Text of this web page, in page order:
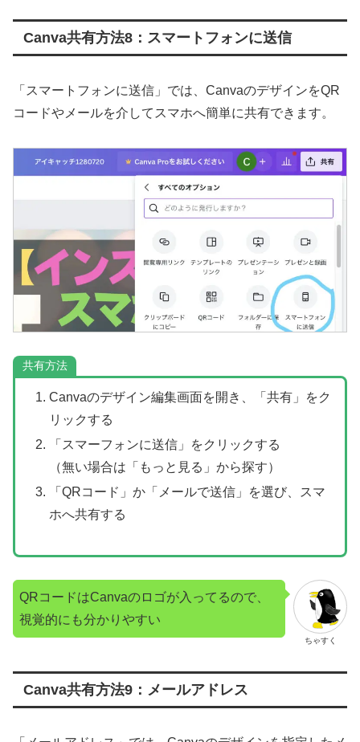
Canva共有方法8：スマートフォンに送信
「スマートフォンに送信」では、CanvaのデザインをQR
コードやメールを介してスマホへ簡単に共有できます。
共有方法
Canvaのデザイン編集画面を開き、「共有」をク
リックする
「スマーフォンに送信」をクリックする
（無い場合は「もっと見る」から探す）
「QRコード」か「メールで送信」を選び、スマ
ホへ共有する
ちゃすく
QRコードはCanvaのロゴが入ってるので、
視覚的にも分かりやすい
Canva共有方法9：メールアドレス